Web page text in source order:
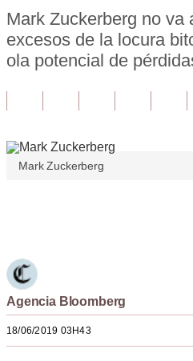
Mark Zuckerberg no va
excesos de la locura
ola potencial de
Mark Zuckerberg
Agencia Bloomberg
18/06/2019 03H43